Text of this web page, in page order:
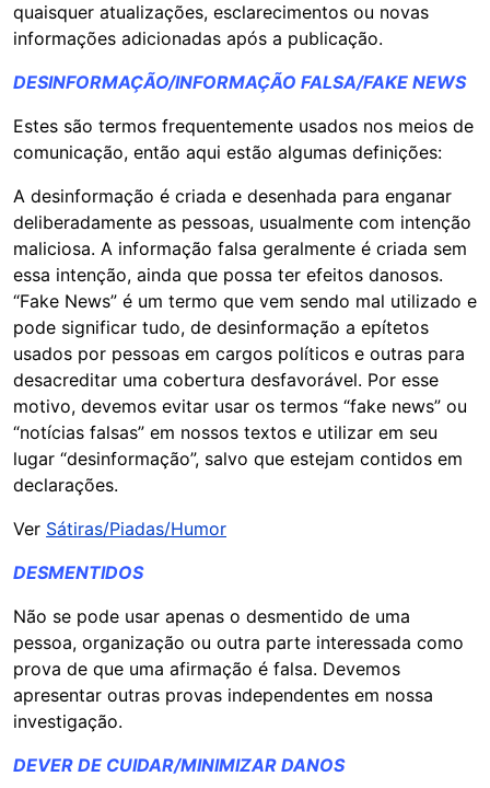
quaisquer atualizações, esclarecimentos ou novas
informações adicionadas após a publicação.
DESINFORMAÇÃO/INFORMAÇÃO FALSA/FAKE NEWS
Estes são termos frequentemente usados nos meios de
comunicação, então aqui estão algumas definições:
A desinformação é criada e desenhada para enganar
deliberadamente as pessoas, usualmente com intenção
maliciosa. A informação falsa geralmente é criada sem
essa intenção, ainda que possa ter efeitos danosos.
“Fake News” é um termo que vem sendo mal utilizado e
pode significar tudo, de desinformação a epítetos
usados por pessoas em cargos políticos e outras para
desacreditar uma cobertura desfavorável. Por esse
motivo, devemos evitar usar os termos “fake news” ou
“notícias falsas” em nossos textos e utilizar em seu
lugar “desinformação”, salvo que estejam contidos em
declarações.
Ver Sátiras/Piadas/Humor
DESMENTIDOS
Não se pode usar apenas o desmentido de uma
pessoa, organização ou outra parte interessada como
prova de que uma afirmação é falsa. Devemos
apresentar outras provas independentes em nossa
investigação.
DEVER DE CUIDAR/MINIMIZAR DANOS